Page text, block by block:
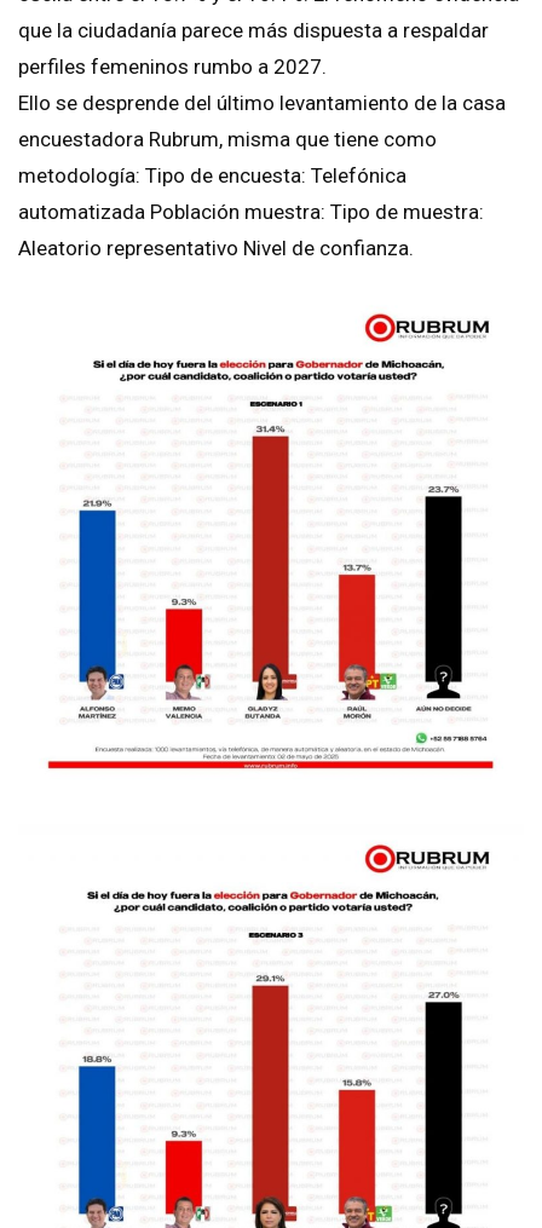
que la ciudadanía parece más dispuesta a respaldar
perfiles femeninos rumbo a 2027.
Ello se desprende del último levantamiento de la casa
encuestadora Rubrum, misma que tiene como
metodología: Tipo de encuesta: Telefónica
automatizada Población muestra: Tipo de muestra:
Aleatorio representativo Nivel de confianza.